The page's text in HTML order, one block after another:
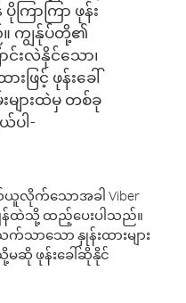
ကြာကြာ ဖုန်း
။ ကျွန်ုပ်တို့၏
းလဲနိုင်သော၊
ြင့် ဖုန်းခေါ်
ျားထဲမှ တစ်ခု
ပါ-
လိုက်သောအခါ Viber
ထဲသို့ ထည့်ပေးပါသည်။
ာသော နှုန်းထားများ
မဆို ဖုန်းခေါ်ဆိုနိုင်